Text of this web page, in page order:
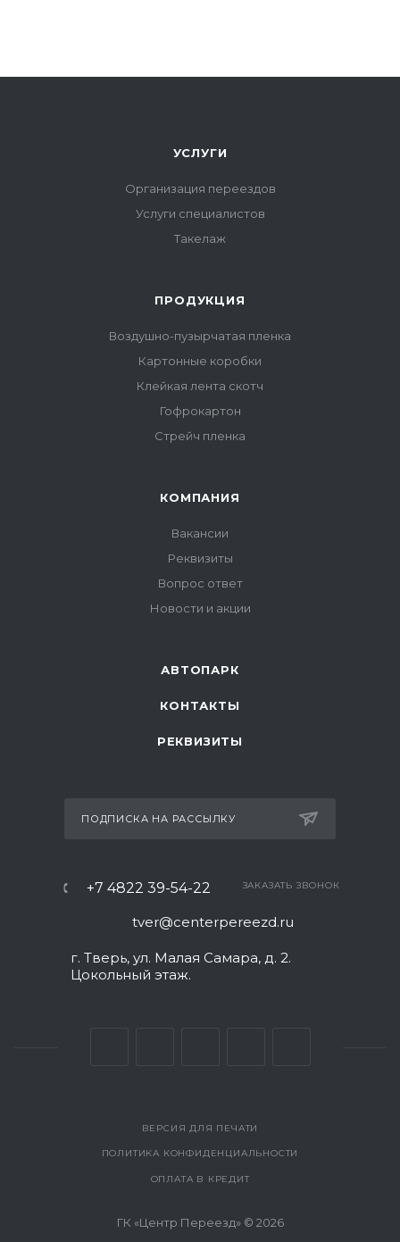
УСЛУГИ
Организация переездов
Услуги специалистов
Такелаж
ПРОДУКЦИЯ
Воздушно-пузырчатая пленка
Картонные коробки
Клейкая лента скотч
Гофрокартон
Стрейч пленка
КОМПАНИЯ
Вакансии
Реквизиты
Вопрос ответ
Новости и акции
АВТОПАРК
КОНТАКТЫ
РЕКВИЗИТЫ
ПОДПИСКА НА РАССЫЛКУ
+7 4822 39-54-22 ЗАКАЗАТЬ ЗВОНОК
tver@centerpereezd.ru
г. Тверь, ул. Малая Самара, д. 2.
Цокольный этаж.
ВЕРСИЯ ДЛЯ ПЕЧАТИ
ПОЛИТИКА КОНФИДЕНЦИАЛЬНОСТИ
ОПЛАТА В КРЕДИТ
ГК «Центр Переезд» © 2026